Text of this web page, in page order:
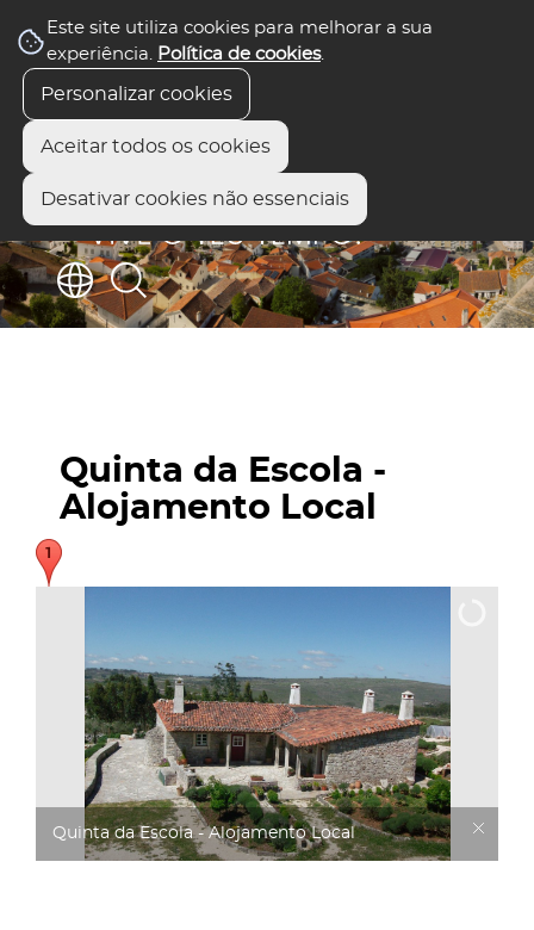
Este site utiliza cookies para melhorar a sua
experiência. Política de cookies.
Personalizar cookies
Aceitar todos os cookies
Desativar cookies não essenciais
Quinta da Escola -
Alojamento Local
Quinta da Escola - Alojamento Local